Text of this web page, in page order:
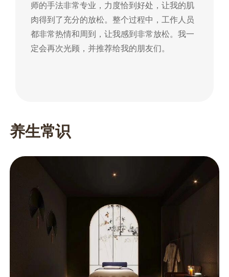
师的手法非常专业，力度恰到好处，让我的肌
肉得到了充分的放松。整个过程中，工作人员
都非常热情和周到，让我感到非常放松。我一
定会再次光顾，并推荐给我的朋友们。
养生常识